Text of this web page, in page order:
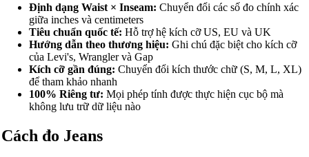
Định dạng Waist × Inseam: Chuyển đổi các số đo chính xác
giữa inches và centimeters
Tiêu chuẩn quốc tế: Hỗ trợ hệ kích cỡ US, EU và UK
Hướng dẫn theo thương hiệu: Ghi chú đặc biệt cho kích cỡ
của Levi's, Wrangler và Gap
Kích cỡ gần đúng: Chuyển đổi kích thước chữ (S, M, L, XL)
để tham khảo nhanh
100% Riêng tư: Mọi phép tính được thực hiện cục bộ mà
không lưu trữ dữ liệu nào
Cách đo Jeans